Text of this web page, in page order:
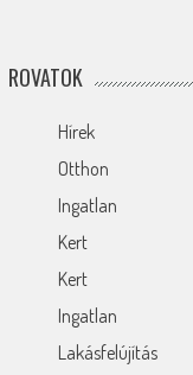
ROVATOK
Hírek
Otthon
Ingatlan
Kert
Kert
Ingatlan
Lakásfelújítás